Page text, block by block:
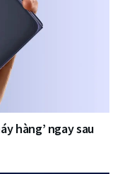
hàng’ ngay sau